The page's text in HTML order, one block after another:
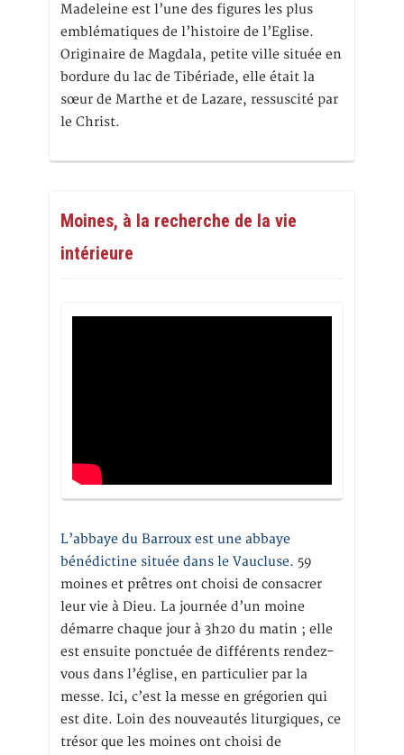
Madeleine est l’une des figures les plus
emblématiques de l’histoire de l’Eglise.
Originaire de Magdala, petite ville située en
bordure du lac de Tibériade, elle était la
sœur de Marthe et de Lazare, ressuscité par
le Christ.
Moines, à la recherche de la vie
intérieure
L’abbaye du Barroux est une abbaye
bénédictine située dans le Vaucluse. 59
moines et prêtres ont choisi de consacrer
leur vie à Dieu. La journée d’un moine
démarre chaque jour à 3h20 du matin ; elle
est ensuite ponctuée de différents rendez-
vous dans l’église, en particulier par la
messe. Ici, c’est la messe en grégorien qui
est dite. Loin des nouveautés liturgiques, ce
trésor que les moines ont choisi de